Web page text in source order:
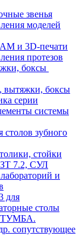
звенья
моделей
и 3D-печати
протезов
боксы
вытяжки, боксы
серии
системы
столов зубного
стойки
7.2, СУЛ
и
для
столы
сопутствующее